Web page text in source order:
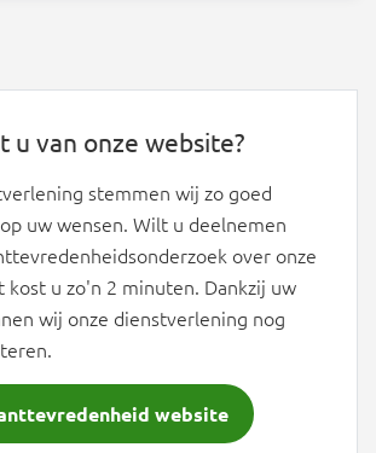
u van onze website?
stemmen wij zo goed
uw wensen. Wilt u deelnemen
over onze
kost u zo'n 2 minuten. Dankzij uw
wij onze dienstverlening nog
website